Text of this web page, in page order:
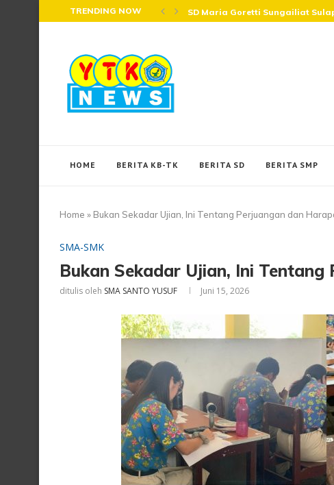
TRENDING NOW SD Maria Goretti Sungailiat
HOME BERITA KB-TK BERITA SD BERITA SMP
Home » Bukan Sekadar Ujian, Ini Tentang Perjuangan dan
SMA-SMK
Bukan Sekadar Ujian, Ini
ditulis oleh SMA SANTO YUSUF Juni 15, 2026